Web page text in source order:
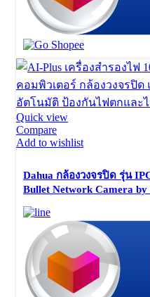
Quick view
Compare
Add to wishlist
Dahua กล้องวงจรปิด รุ่น
Bullet Network Camera